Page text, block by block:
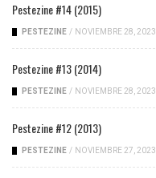
Pestezine #14 (2015)
PESTEZINE / NOVIEMBRE 28, 2023
Pestezine #13 (2014)
PESTEZINE / NOVIEMBRE 28, 2023
Pestezine #12 (2013)
PESTEZINE / NOVIEMBRE 27, 2023